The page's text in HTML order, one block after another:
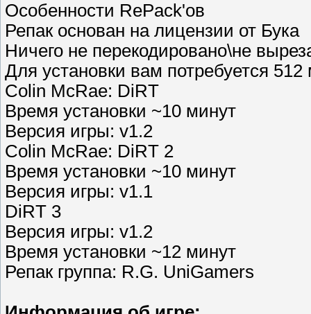
Особенности RePack'ов
Репак основан на лицензии от Бука
Ничего не перекодировано\не
Для установки вам потребуется
Colin McRae: DiRT
Время установки ~10 минут
Версия игры: v1.2
Colin McRae: DiRT 2
Время установки ~10 минут
Версия игры: v1.1
DiRT 3
Версия игры: v1.2
Время установки ~12 минут
Репак группа: R.G. UniGamers